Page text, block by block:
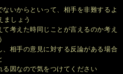
ないからといって、相手を非難するよ
ましょう
考えた時同じことが言えるのか考え
、相手の意見に対する反論がある場合
る因なので気をつけてください